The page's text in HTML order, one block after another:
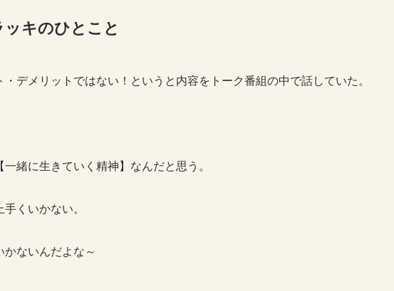
ッキのひとこと
デメリットではない！というと内容をトーク番組の中で話していた。
緒に生きていく精神】なんだと思う。
くいかない。
かないんだよな～